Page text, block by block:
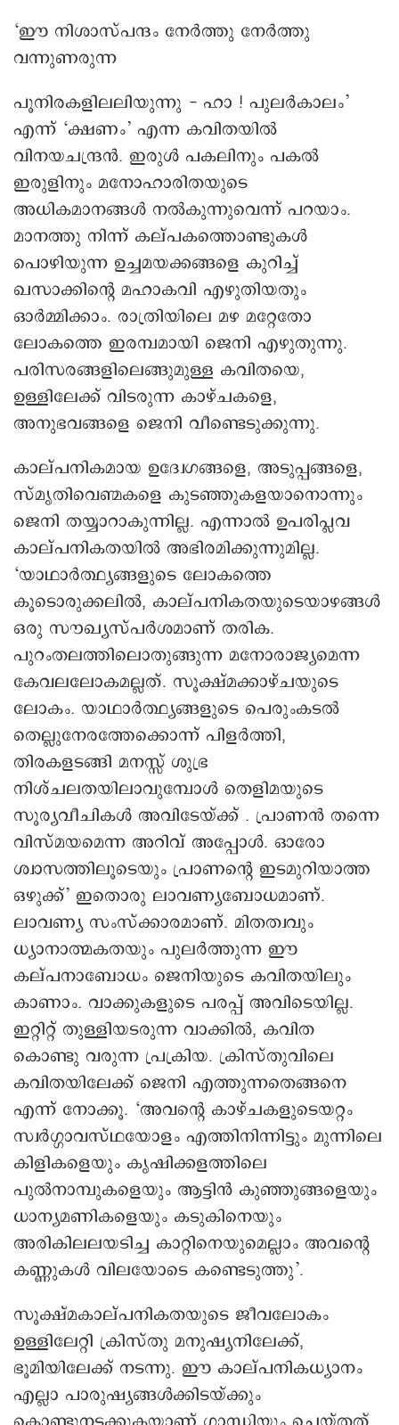
‘ഈ നിശാസ്പന്ദം നേര്‍ത്തു നേര്‍ത്തു
വന്നുണരുന്ന
പൂനിരകളിലലിയുന്നു - ഹാ ! പുലര്‍കാലം’
എന്ന് ‘ക്ഷണം’ എന്ന കവിതയില്‍
വിനയചന്ദ്രന്‍. ഇരുള്‍ പകലിനും പകല്‍
ഇരുളിനും മനോഹാരിതയുടെ
അധികമാനങ്ങള്‍ നല്‍കുന്നുവെന്ന് പറയാം.
മാനത്തു നിന്ന് കല്പകത്തൊണ്ടുകള്‍
പൊഴിയുന്ന ഉച്ചമയക്കങ്ങളെ കുറിച്ച്
ഖസാക്കിന്റെ മഹാകവി എഴുതിയതും
ഓര്‍മ്മിക്കാം. രാത്രിയിലെ മഴ മറ്റേതോ
ലോകത്തെ ഇരമ്പമായി ജെനി എഴുതുന്നു.
പരിസരങ്ങളിലെങ്ങുമുള്ള കവിതയെ,
ഉള്ളിലേക്ക് വിടരുന്ന കാഴ്ചകളെ,
അനുഭവങ്ങളെ ജെനി വീണ്ടെടുക്കുന്നു.
കാല്പനികമായ ഉദ്വേഗങ്ങളെ, അടുപ്പങ്ങളെ,
സ്മൃതിവെണ്മകളെ കുടഞ്ഞുകളയാനൊന്നും
ജെനി തയ്യാറാകുന്നില്ല. എന്നാല്‍ ഉപരിപ്ലവ
കാല്പനികതയില്‍ അഭിരമിക്കുന്നുമില്ല.
‘യാഥാര്‍ത്ഥ്യങ്ങളുടെ ലോകത്തെ
കൂടൊരുക്കലില്‍, കാല്പനികതയുടെയാഴങ്ങള്‍
ഒരു സൗഖ്യസ്പര്‍ശമാണ് തരിക.
പുറംതലത്തിലൊതുങ്ങുന്ന മനോരാജ്യമെന്ന
കേവലലോകമല്ലത്. സൂക്ഷ്മക്കാഴ്ചയുടെ
ലോകം. യാഥാര്‍ത്ഥ്യങ്ങളുടെ പെരുംകടല്‍
തെല്ലുനേരത്തേക്കൊന്ന് പിളര്‍ത്തി,
തിരകളടങ്ങി മനസ്സ് ശുഭ്ര
നിശ്ചലതയിലാവുമ്പോള്‍ തെളിമയുടെ
സൂര്യവീചികള്‍ അവിടേയ്ക്ക് . പ്രാണന്‍ തന്നെ
വിസ്മയമെന്ന അറിവ് അപ്പോള്‍. ഓരോ
ശ്വാസത്തിലൂടെയും പ്രാണന്റെ ഇടമുറിയാത്ത
ഒഴുക്ക്’ ഇതൊരു ലാവണ്യബോധമാണ്.
ലാവണ്യ സംസ്‌ക്കാരമാണ്. മിതത്വവും
ധ്യാനാത്മകതയും പുലര്‍ത്തുന്ന ഈ
കല്പനാബോധം ജെനിയുടെ കവിതയിലും
കാണാം. വാക്കുകളുടെ പരപ്പ് അവിടെയില്ല.
ഇറ്റിറ്റ് തുള്ളിയടരുന്ന വാക്കില്‍, കവിത
കൊണ്ടു വരുന്ന പ്രക്രിയ. ക്രിസ്തുവിലെ
കവിതയിലേക്ക് ജെനി എത്തുന്നതെങ്ങനെ
എന്ന് നോക്കൂ. ‘അവന്റെ കാഴ്ചകളുടെയറ്റം
സ്വര്‍ഗ്ഗാവസ്ഥയോളം എത്തിനിന്നിട്ടും മുന്നിലെ
കിളികളെയും കൃഷിക്കളത്തിലെ
പുല്‍നാമ്പുകളെയും ആട്ടിന്‍ കുഞ്ഞുങ്ങളെയും
ധാന്യമണികളെയും കടുകിനെയും
അരികിലലയടിച്ച കാറ്റിനെയുമെല്ലാം അവന്റെ
കണ്ണുകള്‍ വിലയോടെ കണ്ടെടുത്തു’.
സൂക്ഷ്മകാല്പനികതയുടെ ജീവലോകം
ഉള്ളിലേറ്റി ക്രിസ്തു മനുഷ്യനിലേക്ക്,
ഭൂമിയിലേക്ക് നടന്നു. ഈ കാല്പനികധ്യാനം
എല്ലാ പാരുഷ്യങ്ങള്‍ക്കിടയ്ക്കും